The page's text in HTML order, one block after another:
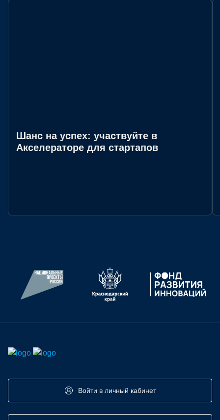
Шанс на успех: участвуйте в
Акселераторе для стартапов
Войти в личный кабинет